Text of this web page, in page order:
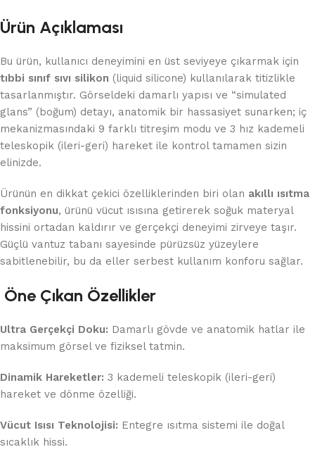
Ürün Açıklaması
Bu ürün, kullanıcı deneyimini en üst seviyeye çıkarmak için
tıbbi sınıf sıvı silikon (liquid silicone) kullanılarak titizlikle
tasarlanmıştır. Görseldeki damarlı yapısı ve “simulated
glans” (boğum) detayı, anatomik bir hassasiyet sunarken; iç
mekanizmasındaki 9 farklı titreşim modu ve 3 hız kademeli
teleskopik (ileri-geri) hareket ile kontrol tamamen sizin
elinizde.
Ürünün en dikkat çekici özelliklerinden biri olan akıllı ısıtma
fonksiyonu, ürünü vücut ısısına getirerek soğuk materyal
hissini ortadan kaldırır ve gerçekçi deneyimi zirveye taşır.
Güçlü vantuz tabanı sayesinde pürüzsüz yüzeylere
sabitlenebilir, bu da eller serbest kullanım konforu sağlar.
Öne Çıkan Özellikler
Ultra Gerçekçi Doku: Damarlı gövde ve anatomik hatlar ile
maksimum görsel ve fiziksel tatmin.
Dinamik Hareketler: 3 kademeli teleskopik (ileri-geri)
hareket ve dönme özelliği.
Vücut Isısı Teknolojisi: Entegre ısıtma sistemi ile doğal
sıcaklık hissi.